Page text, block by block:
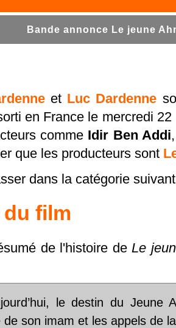
Bande annonce Le jeune
et Luc Dardenne
en France le mercredi
comme Idir Ben Addi
que les producteurs sont
dans la catégorie
film
de l'histoire deLe
le destin du Jeune
de son imam et les appels de